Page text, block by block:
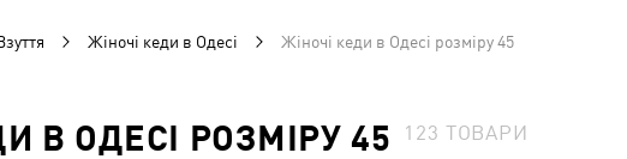
Жіночі кеди в Одесі Жіночі кеди в Одесі розміру 45
В ОДЕСІ РОЗМІРУ 45 123 ТОВАРИ